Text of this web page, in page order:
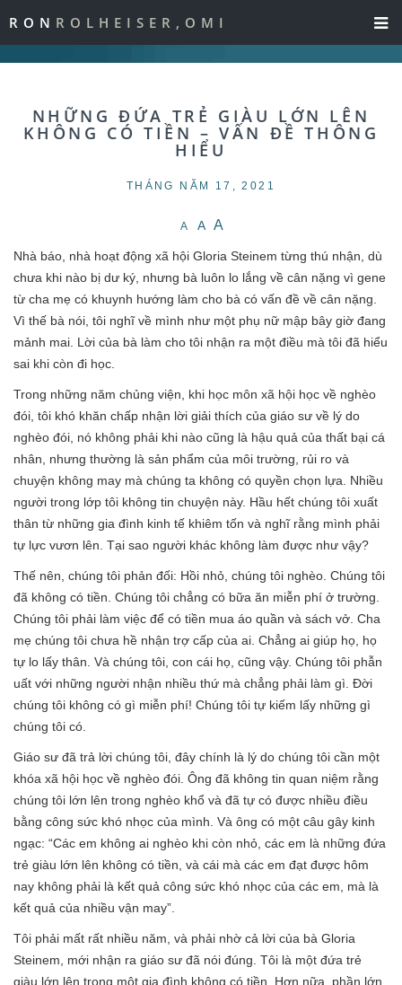
RON ROLHEISER,OMI
NHỮNG ĐỨA TRẺ GIÀU LỚN LÊN
KHÔNG CÓ TIỀN – VẤN ĐỀ THÔNG
HIỂU
THÁNG NĂM 17, 2021
A A A
Nhà báo, nhà hoạt động xã hội Gloria Steinem từng thú nhận, dù
chưa khi nào bị dư ký, nhưng bà luôn lo lắng về cân nặng vì gene
từ cha mẹ có khuynh hướng làm cho bà có vấn đề về cân nặng.
Vì thế bà nói, tôi nghĩ về mình như một phụ nữ mập bây giờ đang
mảnh mai. Lời của bà làm cho tôi nhận ra một điều mà tôi đã hiểu
sai khi còn đi học.
Trong những năm chủng viện, khi học môn xã hội học về nghèo
đói, tôi khó khăn chấp nhận lời giải thích của giáo sư về lý do
nghèo đói, nó không phải khi nào cũng là hậu quả của thất bại cá
nhân, nhưng thường là sản phẩm của môi trường, rủi ro và
chuyện không may mà chúng ta không có quyền chọn lựa. Nhiều
người trong lớp tôi không tin chuyện này. Hầu hết chúng tôi xuất
thân từ những gia đình kinh tế khiêm tốn và nghĩ rằng mình phải
tự lực vươn lên. Tại sao người khác không làm được như vậy?
Thế nên, chúng tôi phản đối: Hồi nhỏ, chúng tôi nghèo. Chúng tôi
đã không có tiền. Chúng tôi chẳng có bữa ăn miễn phí ở trường.
Chúng tôi phải làm việc để có tiền mua áo quần và sách vở. Cha
mẹ chúng tôi chưa hề nhận trợ cấp của ai. Chẳng ai giúp họ, họ
tự lo lấy thân. Và chúng tôi, con cái họ, cũng vậy. Chúng tôi phẫn
uất với những người nhận nhiều thứ mà chẳng phải làm gì. Đời
chúng tôi không có gì miễn phí! Chúng tôi tự kiếm lấy những gì
chúng tôi có.
Giáo sư đã trả lời chúng tôi, đây chính là lý do chúng tôi cần một
khóa xã hội học về nghèo đói. Ông đã không tin quan niệm rằng
chúng tôi lớn lên trong nghèo khổ và đã tự có được nhiều điều
bằng công sức khó nhọc của mình. Và ông có một câu gây kinh
ngạc: “Các em không ai nghèo khi còn nhỏ, các em là những đứa
trẻ giàu lớn lên không có tiền, và cái mà các em đạt được hôm
nay không phải là kết quả công sức khó nhọc của các em, mà là
kết quả của nhiều vận may”.
Tôi phải mất rất nhiều năm, và phải nhờ cả lời của bà Gloria
Steinem, mới nhận ra giáo sư đã nói đúng. Tôi là một đứa trẻ
giàu lớn lên trong một gia đình không có tiền. Hơn nữa, phần lớn